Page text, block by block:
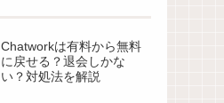
Chatworkは有料から無料
に戻せる？退会しかな
い？対処法を解説